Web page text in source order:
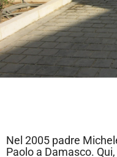
Nel 2005 padre
Paolo a Damasco.